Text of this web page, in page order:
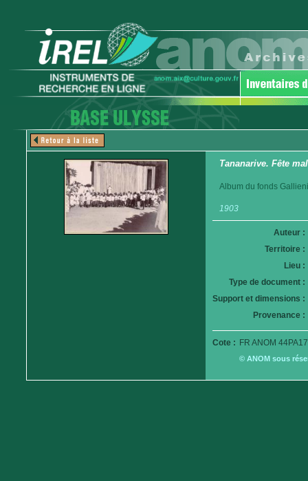
Tananarive. Fête
Album du fonds
1903
Auteur :
Territoire :
Lieu :
Type de document :
Support et dimensions :
Provenance :
Cote : FR ANOM
© ANOM sous